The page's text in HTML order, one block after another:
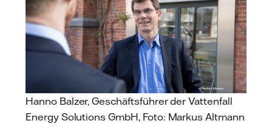
Hanno Balzer, Geschäftsführer der Vattenfall
Energy Solutions GmbH, Foto: Markus Altmann